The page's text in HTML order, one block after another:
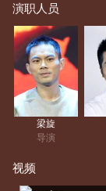
的大鱼。在与人
遵守秩序的族群
掌管人类的灵魂
不是神，也不是
“神之围楼”里的
豚到人间巡礼，
她而落入深海死
——一条拇指那么
演职人员
梁旋
导演
视频